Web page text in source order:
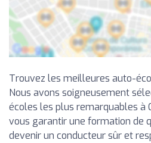
Trouvez les meilleures auto-
Nous avons soigneusement
écoles les plus remarquables à
vous garantir une formation de
devenir un conducteur sûr et